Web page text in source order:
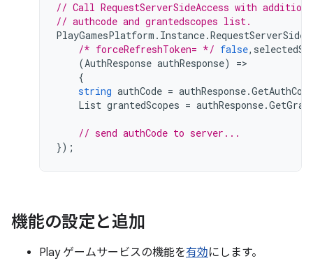
// Call RequestServerSideAccess with
// authcode and grantedscopes list.
PlayGamesPlatform . Instance.
/* forceRefreshToken= */ false,
(AuthResponse authResponse)
=>
{
string authCode = authResponse.GetAuthCode
List grantedScopes = authResponse.
// send authCode to server...
});
機能の設定と追加
Play ゲームサービスの機能を有効にします。